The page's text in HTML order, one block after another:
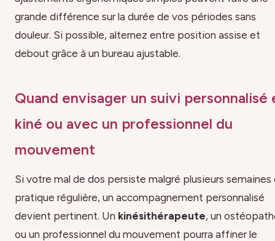
grande différence sur la durée de vos périodes sans
douleur. Si possible, alternez entre position assise et
debout grâce à un bureau ajustable.
Quand envisager un suivi personnalisé
kiné ou avec un professionnel du
mouvement
Si votre mal de dos persiste malgré plusieurs semaines
pratique régulière, un accompagnement personnalisé
devient pertinent. Un kinésithérapeute, un
ou un professionnel du mouvement pourra affiner le